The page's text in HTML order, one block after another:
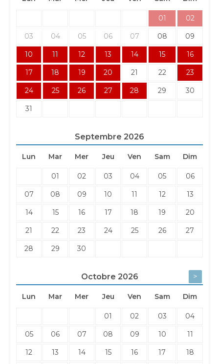
01 02
03 04 05 06 07 08 09
10 11 12 13 14 15 16
17 18 19 20 21 22 23
24 25 26 27 28 29 30
31
Septembre 2026
Lun Mar Mer Jeu Ven Sam Dim
01 02 03 04 05 06
07 08 09 10 11 12 13
14 15 16 17 18 19 20
21 22 23 24 25 26 27
28 29 30
Octobre 2026 >
Lun Mar Mer Jeu Ven Sam Dim
01 02 03 04
05 06 07 08 09 10 11
12 13 14 15 16 17 18